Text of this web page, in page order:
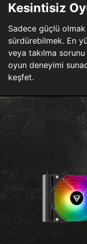
Kesintisiz
Sadece güçlü
sürdürebilmek. En
veya takılma
oyun deneyimi
keşfet.